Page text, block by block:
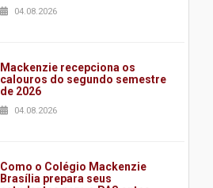
04.08.2026
Mackenzie recepciona os
calouros do segundo semestre
de 2026
04.08.2026
Como o Colégio Mackenzie
Brasília prepara seus